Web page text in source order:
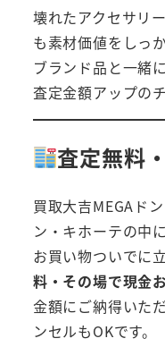
壊れたアクセサリ
も素材価値をしっ
ブランド品と一緒
査定金額アップの
査定無料
買取大吉MEGAド
ン・キホーテの中
お買い物ついでに
料・その場で現金
金額にご納得いた
ンセルもOKです。